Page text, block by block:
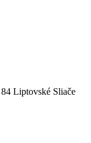
Liptovské Sliače